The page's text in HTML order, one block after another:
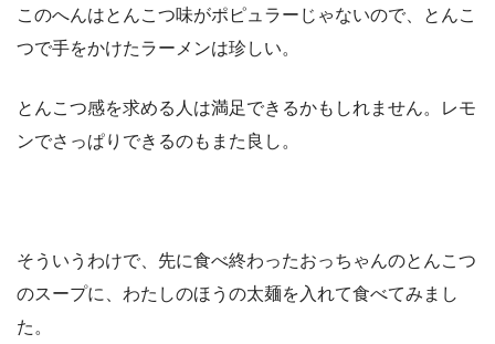
このへんはとんこつ味がポピュラーじゃないので、とんこ
つで手をかけたラーメンは珍しい。
とんこつ感を求める人は満足できるかもしれません。レモ
ンでさっぱりできるのもまた良し。
そういうわけで、先に食べ終わったおっちゃんのとんこつ
のスープに、わたしのほうの太麺を入れて食べてみまし
た。